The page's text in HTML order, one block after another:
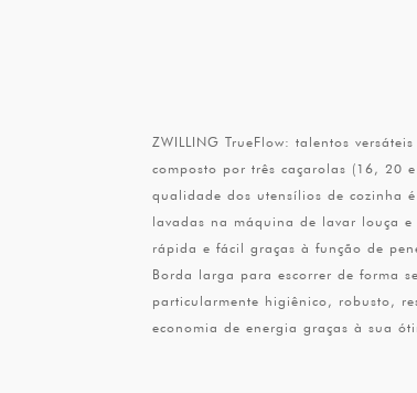
ZWILLING TrueFlow: talentos
composto por três caçarolas (16, 20
qualidade dos utensílios de cozinha
lavadas na máquina de lavar louça
rápida e fácil graças à função de
Borda larga para escorrer de forma
particularmente higiênico, robusto,
economia de energia graças à sua